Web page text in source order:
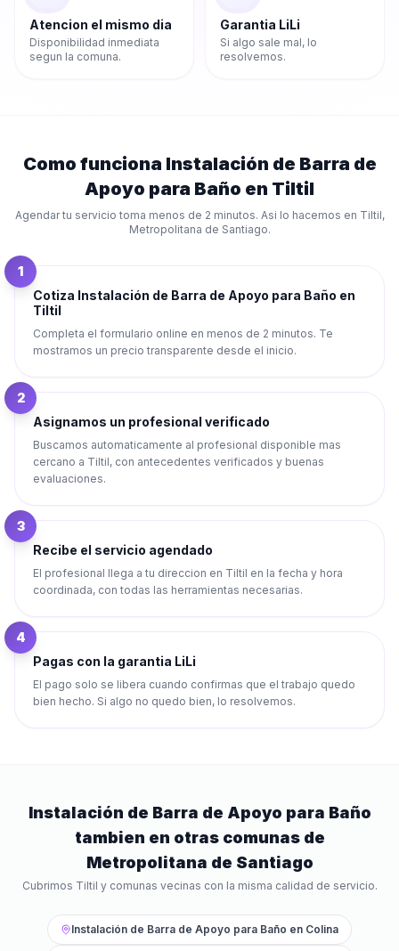
Atencion el mismo dia
Disponibilidad inmediata
segun la comuna.
Garantia LiLi
Si algo sale mal, lo
resolvemos.
Como funciona Instalación de Barra de
Apoyo para Baño en Tiltil
Agendar tu servicio toma menos de 2 minutos. Asi lo hacemos en Tiltil,
Metropolitana de Santiago.
1
Cotiza Instalación de Barra de Apoyo para Baño en
Tiltil
Completa el formulario online en menos de 2 minutos. Te
mostramos un precio transparente desde el inicio.
2
Asignamos un profesional verificado
Buscamos automaticamente al profesional disponible mas
cercano a Tiltil, con antecedentes verificados y buenas
evaluaciones.
3
Recibe el servicio agendado
El profesional llega a tu direccion en Tiltil en la fecha y hora
coordinada, con todas las herramientas necesarias.
4
Pagas con la garantia LiLi
El pago solo se libera cuando confirmas que el trabajo quedo
bien hecho. Si algo no quedo bien, lo resolvemos.
Instalación de Barra de Apoyo para Baño
tambien en otras comunas de
Metropolitana de Santiago
Cubrimos Tiltil y comunas vecinas con la misma calidad de servicio.
Instalación de Barra de Apoyo para Baño en Colina